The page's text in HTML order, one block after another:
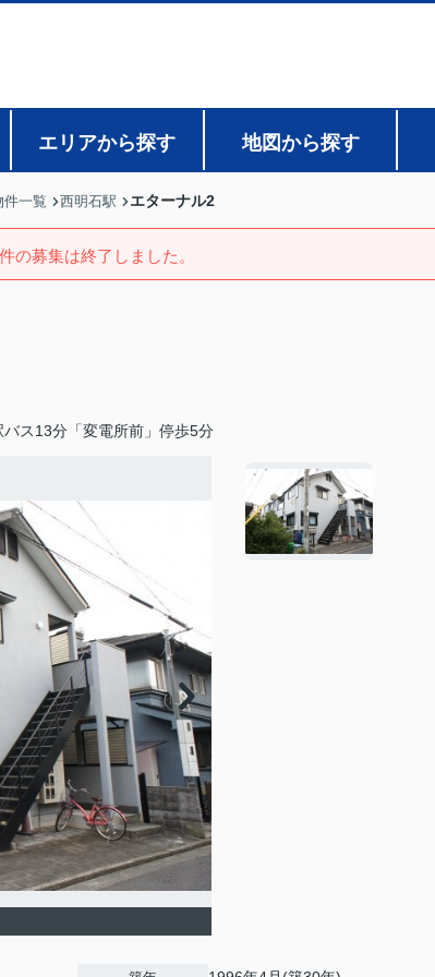
エリアから探す 地図から探す
件一覧 西明石駅 エターナル2
の募集は終了しました。
ス13分「変電所前」停歩5分